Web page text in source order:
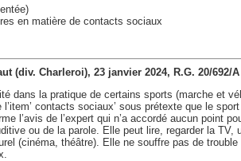
en matière de contacts sociaux
(div. Charleroi), 23 janvier 2024, R.G. 20/692/A
dans la pratique de certains sports (marche et
l’item’ contacts sociaux’ sous prétexte que le
l’avis de l’expert qui n’a accordé aucun point
ou de la parole. Elle peut lire, regarder la
(cinéma, théâtre). Elle ne souffre pas de trouble